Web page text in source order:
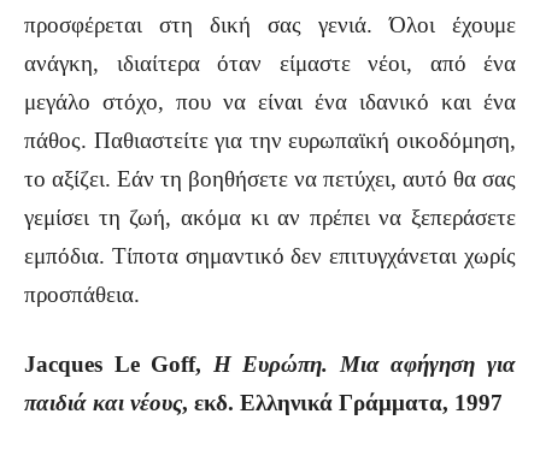
προσφέρεται στη δική σας γενιά. Όλοι έχουμε
ανάγκη, ιδιαίτερα όταν είμαστε νέοι, από ένα
μεγάλο στόχο, που να είναι ένα ιδανικό και ένα
πάθος. Παθιαστείτε για την ευρωπαϊκή οικοδόμηση,
το αξίζει. Εάν τη βοηθήσετε να πετύχει, αυτό θα σας
γεμίσει τη ζωή, ακόμα κι αν πρέπει να ξεπεράσετε
εμπόδια. Τίποτα σημαντικό δεν επιτυγχάνεται χωρίς
προσπάθεια.
Jacques Le Goff, Η Ευρώπη. Μια αφήγηση για
παιδιά και νέους, εκδ. Ελληνικά Γράμματα, 1997